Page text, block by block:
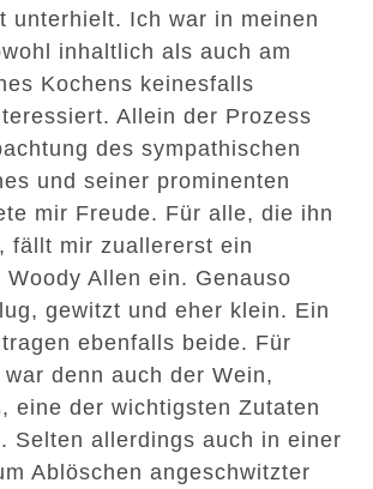
unterhielt. Ich war in meinen
inhaltlich als auch am
Kochens keinesfalls
Allein der Prozess
des sympathischen
und seiner prominenten
mir Freude. Für alle, die ihn
fällt mir zuallererst ein
Woody Allen ein. Genauso
gewitzt und eher klein. Ein
ebenfalls beide. Für
denn auch der Wein,
eine der wichtigsten Zutaten
Selten allerdings auch in einer
Ablöschen angeschwitzter